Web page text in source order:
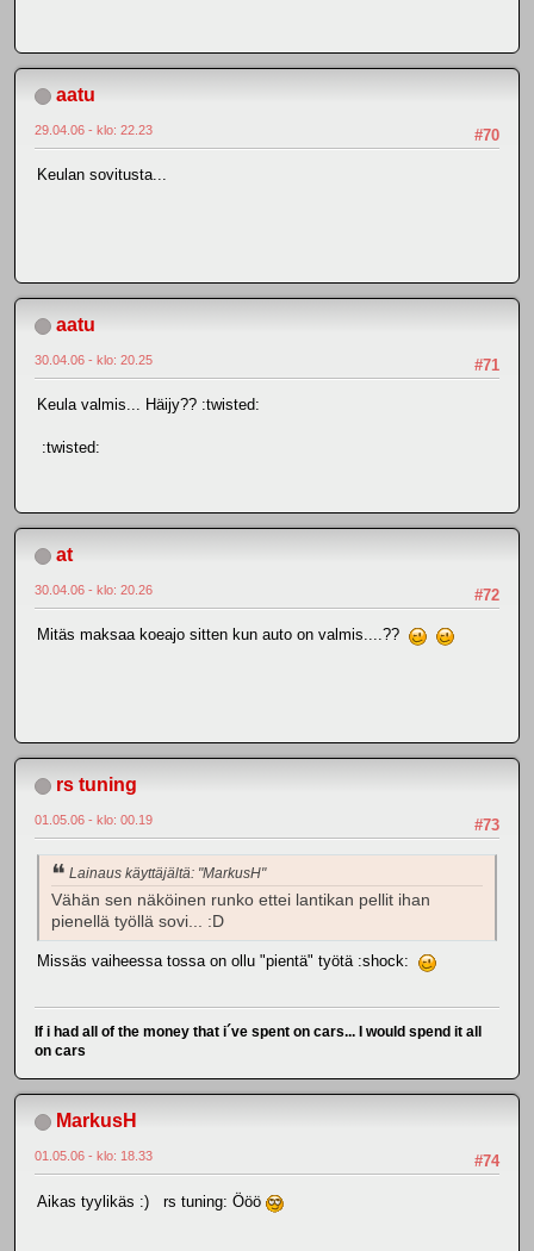
aatu
#70
29.04.06 - klo: 22.23
Keulan sovitusta...
aatu
#71
30.04.06 - klo: 20.25
Keula valmis... Häijy?? :twisted:
:twisted:
at
#72
30.04.06 - klo: 20.26
Mitäs maksaa koeajo sitten kun auto on valmis....??
rs tuning
#73
01.05.06 - klo: 00.19
Lainaus käyttäjältä: "MarkusH"
Vähän sen näköinen runko ettei lantikan pellit ihan
pienellä työllä sovi... :D
Missäs vaiheessa tossa on ollu "pientä" työtä :shock:
If i had all of the money that i´ve spent on cars... I would spend it all
on cars
MarkusH
#74
01.05.06 - klo: 18.33
Aikas tyylikäs :) rs tuning: Ööö